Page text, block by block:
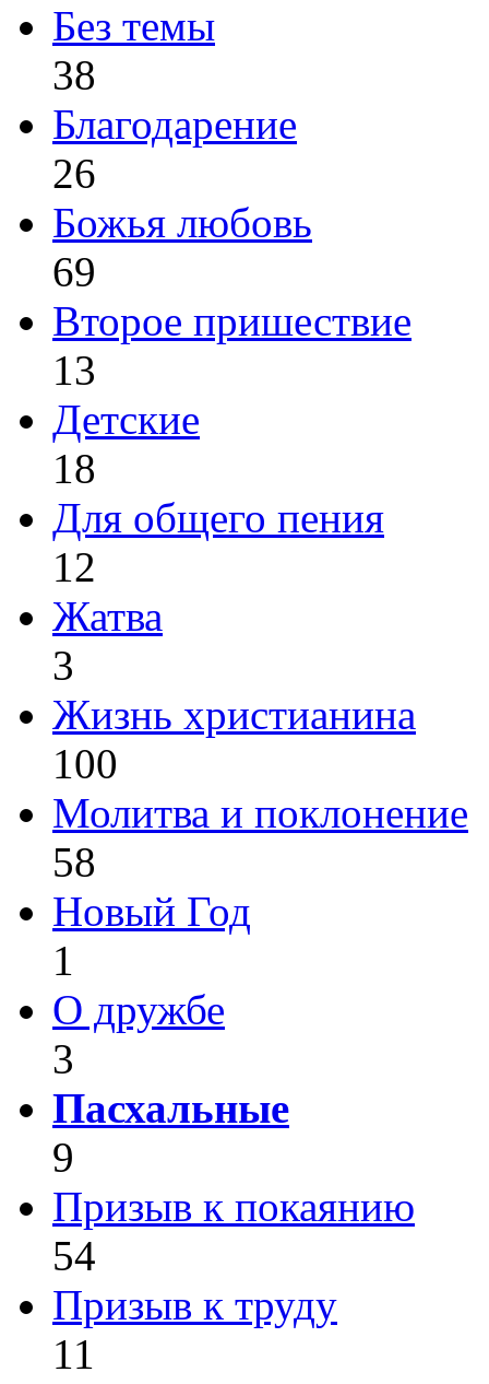
Без темы
38
Благодарение
26
Божья любовь
69
Второе пришествие
13
Детские
18
Для общего пения
12
Жатва
3
Жизнь христианина
100
Молитва и поклонение
58
Новый Год
1
О дружбе
3
Пасхальные
9
Призыв к покаянию
54
Призыв к труду
11